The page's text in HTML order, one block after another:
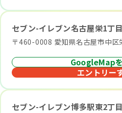
セブン-イレブン名古屋栄1丁
〒460-0008 愛知県名古屋市中
GoogleMap
エントリー
セブン-イレブン博多駅東2丁